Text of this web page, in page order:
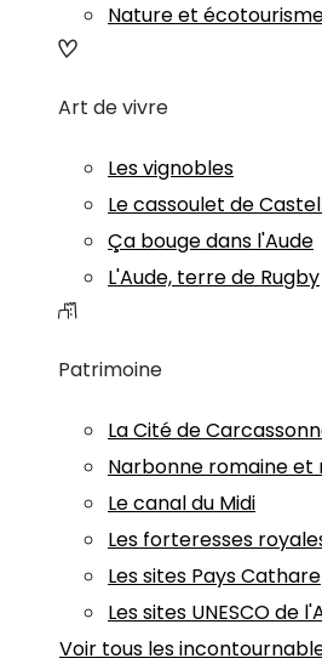
Nature et
Art de vivre
Les vignobles
Le cassoulet de
Ça bouge dans l'Aude
L'Aude, terre de Rugby
Patrimoine
La Cité de
Narbonne romaine et
Le canal du Midi
Les forteresses
Les sites Pays Cathare
Les sites UNESCO de
Voir tous les